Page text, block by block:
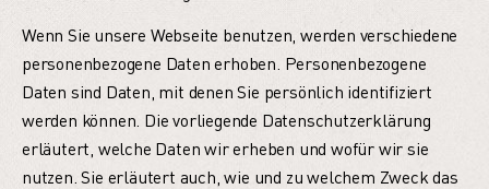
Wenn Sie unsere Webseite benutzen, werden verschiedene
personenbezogene Daten erhoben. Personenbezogene
Daten sind Daten, mit denen Sie persönlich identifiziert
werden können. Die vorliegende Datenschutzerklärung
erläutert, welche Daten wir erheben und wofür wir sie
nutzen. Sie erläutert auch, wie und zu welchem Zweck das